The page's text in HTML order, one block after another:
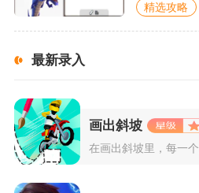
精选攻略
最新录入
画出斜坡